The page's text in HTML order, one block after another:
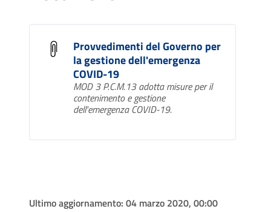
Provvedimenti del Governo per
la gestione dell'emergenza
COVID-19
MOD 3 P.C.M.13 adotta misure per il
contenimento e gestione
dell'emergenza COVID-19.
Ultimo aggiornamento: 04 marzo 2020, 00:00